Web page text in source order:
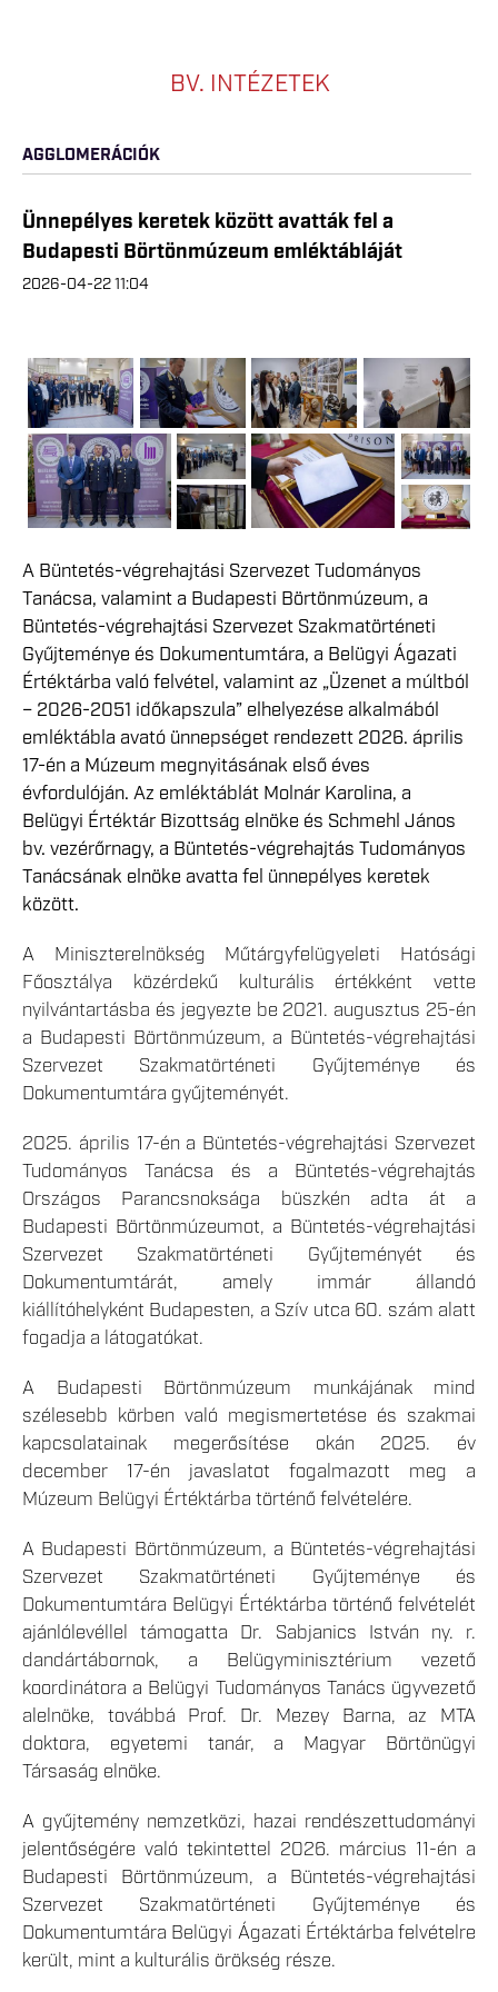
BV. INTÉZETEK
AGGLOMERÁCIÓK
Ünnepélyes keretek között avatták fel a
Budapesti Börtönmúzeum emléktábláját
2026-04-22 11:04
A Büntetés-végrehajtási Szervezet Tudományos
Tanácsa, valamint a Budapesti Börtönmúzeum, a
Büntetés-végrehajtási Szervezet Szakmatörténeti
Gyűjteménye és Dokumentumtára, a Belügyi Ágazati
Értéktárba való felvétel, valamint az „Üzenet a múltból
– 2026-2051 időkapszula” elhelyezése alkalmából
emléktábla avató ünnepséget rendezett 2026. április
17-én a Múzeum megnyitásának első éves
évfordulóján. Az emléktáblát Molnár Karolina, a
Belügyi Értéktár Bizottság elnöke és Schmehl János
bv. vezérőrnagy, a Büntetés-végrehajtás Tudományos
Tanácsának elnöke avatta fel ünnepélyes keretek
között.
A Miniszterelnökség Műtárgyfelügyeleti Hatósági
Főosztálya közérdekű kulturális értékként vette
nyilvántartásba és jegyezte be 2021. augusztus 25-én
a Budapesti Börtönmúzeum, a Büntetés-végrehajtási
Szervezet Szakmatörténeti Gyűjteménye és
Dokumentumtára gyűjteményét.
2025. április 17-én a Büntetés-végrehajtási Szervezet
Tudományos Tanácsa és a Büntetés-végrehajtás
Országos Parancsnoksága büszkén adta át a
Budapesti Börtönmúzeumot, a Büntetés-végrehajtási
Szervezet Szakmatörténeti Gyűjteményét és
Dokumentumtárát, amely immár állandó
kiállítóhelyként Budapesten, a Szív utca 60. szám alatt
fogadja a látogatókat.
A Budapesti Börtönmúzeum munkájának mind
szélesebb körben való megismertetése és szakmai
kapcsolatainak megerősítése okán 2025. év
december 17-én javaslatot fogalmazott meg a
Múzeum Belügyi Értéktárba történő felvételére.
A Budapesti Börtönmúzeum, a Büntetés-végrehajtási
Szervezet Szakmatörténeti Gyűjteménye és
Dokumentumtára Belügyi Értéktárba történő felvételét
ajánlólevéllel támogatta Dr. Sabjanics István ny. r.
dandártábornok, a Belügyminisztérium vezető
koordinátora a Belügyi Tudományos Tanács ügyvezető
alelnöke, továbbá Prof. Dr. Mezey Barna, az MTA
doktora, egyetemi tanár, a Magyar Börtönügyi
Társaság elnöke.
A gyűjtemény nemzetközi, hazai rendészettudományi
jelentőségére való tekintettel 2026. március 11-én a
Budapesti Börtönmúzeum, a Büntetés-végrehajtási
Szervezet Szakmatörténeti Gyűjteménye és
Dokumentumtára Belügyi Ágazati Értéktárba felvételre
került, mint a kulturális örökség része.